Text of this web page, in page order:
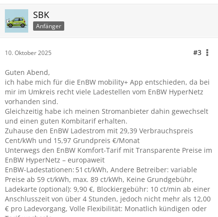
SBK
Anfänger
10. Oktober 2025 #3
Guten Abend,
ich habe mich für die EnBW mobility+ App entschieden, da bei
mir im Umkreis recht viele Ladestellen vom EnBW HyperNetz
vorhanden sind.
Gleichzeitig habe ich meinen Stromanbieter dahin gewechselt
und einen guten Kombitarif erhalten.
Zuhause den EnBW Ladestrom mit 29,39 Verbrauchspreis
Cent/kWh und 15,97 Grundpreis €/Monat
Unterwegs den EnBW Komfort-Tarif mit Transparente Preise im
EnBW HyperNetz – europaweit
EnBW-Ladestationen: 51 ct/kWh, Andere Betreiber: variable
Preise ab 59 ct/kWh, max. 89 ct/kWh, Keine Grundgebühr,
Ladekarte (optional): 9,90 €, Blockiergebühr: 10 ct/min ab einer
Anschlusszeit von über 4 Stunden, jedoch nicht mehr als 12,00
€ pro Ladevorgang, Volle Flexibilität: Monatlich kündigen oder